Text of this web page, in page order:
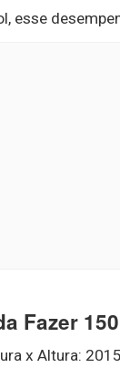
esse
Fazer
x Altura: